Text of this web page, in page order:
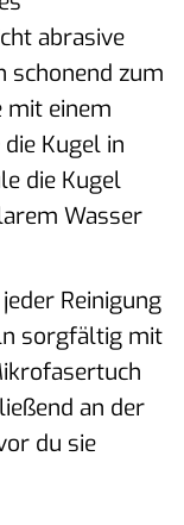
abrasive
schonend zum
mit einem
Kugel in
die Kugel
Wasser
Reinigung
sorgfältig mit
an der
du sie